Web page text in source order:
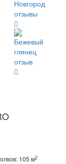
105 м2